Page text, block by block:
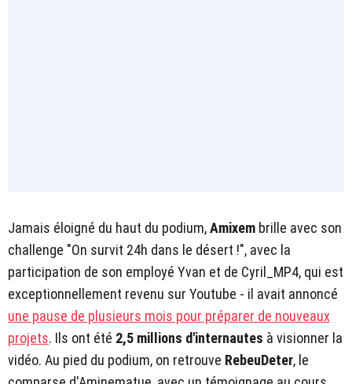
Jamais éloigné du haut du podium,Amixem brille avec son
challenge "On survit 24h dans le désert !", avec la
participation de son employé Yvan et de Cyril_MP4, qui est
exceptionnellement revenu sur Youtube - il avait annoncé
une pause de plusieurs mois pour préparer de nouveaux
projets. Ils ont été 2,5 millions d'internautes à visionner la
vidéo. Au pied du podium, on retrouve RebeuDeter, le